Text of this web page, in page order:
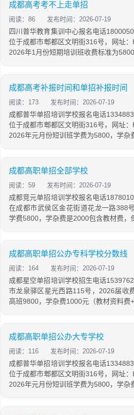
成都高考考不上走单招
阅读：86 发布时间：2026-07-19
四川普华教育集训中心报名电话
位于成都市郫都区文明街316号，网址：
2026年1月份短期培训班收费标准为
成都高考补报时间和单招补报时间
阅读：173 发布时间：2026-07-19
成都普华单招培训学校报名电话
位于成都市郫都区文明街316号，网址：
2026年元月份短训班学费为5800，学杂
成都高职单招全部学校
阅读：59 发布时间：2026-07-19
成都竞元单招培训学校报名电话
在成都市武侯区金花街道花龙一路388
学费5800，学杂费是2000包含教材费，
成都高职单招公办专科学校分数线
阅读：164 发布时间：2026-07-19
成都星空单招培训学校招生电话
市龙泉驿区星光西路115号，2026届收
高班9800，学杂费1000元（教材资料费+
成都高职单招公办大专学校
阅读：116 发布时间：2026-07-19
成都普华单招培训学校报名电话
位于成都市郫都区文明街316号，网址：
2026年元月份短训班学费为5800，学杂